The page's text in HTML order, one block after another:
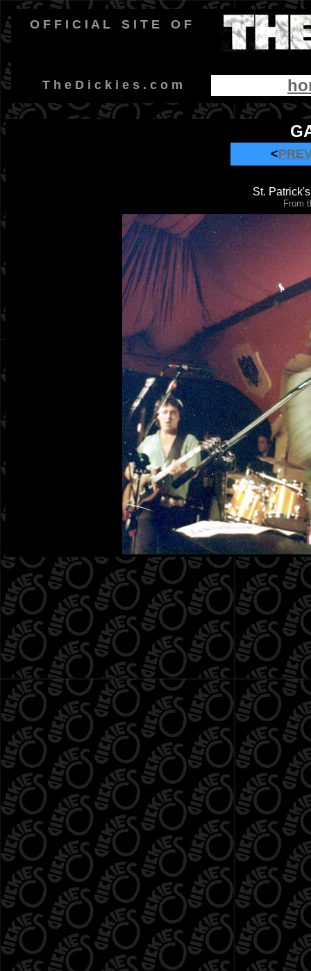
O F F I C I A L S I T E O F
T h e D i c k i e s . c o m
<
St.
From